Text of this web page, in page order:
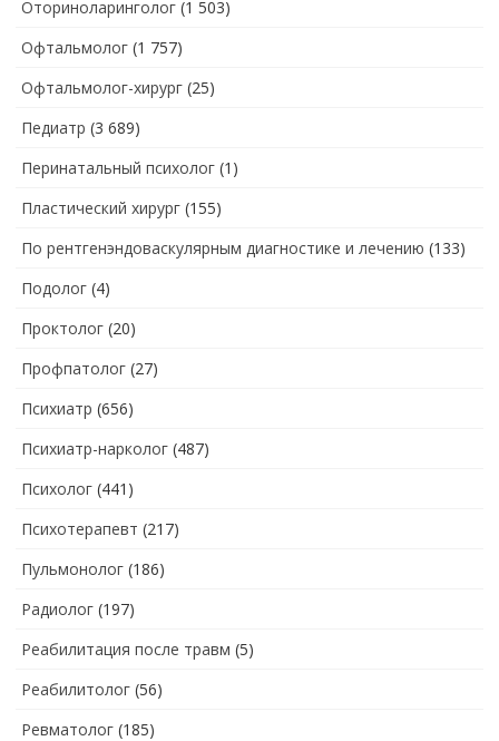
Оториноларинголог (1 503)
Офтальмолог (1 757)
Офтальмолог-хирург (25)
Педиатр (3 689)
Перинатальный психолог (1)
Пластический хирург (155)
По рентгенэндоваскулярным диагностике и лечению (133)
Подолог (4)
Проктолог (20)
Профпатолог (27)
Психиатр (656)
Психиатр-нарколог (487)
Психолог (441)
Психотерапевт (217)
Пульмонолог (186)
Радиолог (197)
Реабилитация после травм (5)
Реабилитолог (56)
Ревматолог (185)